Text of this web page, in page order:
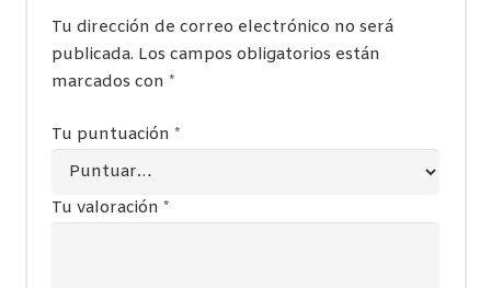
Tu dirección de correo electrónico no será
publicada. Los campos obligatorios están
marcados con *
Tu puntuación *
Tu valoración *